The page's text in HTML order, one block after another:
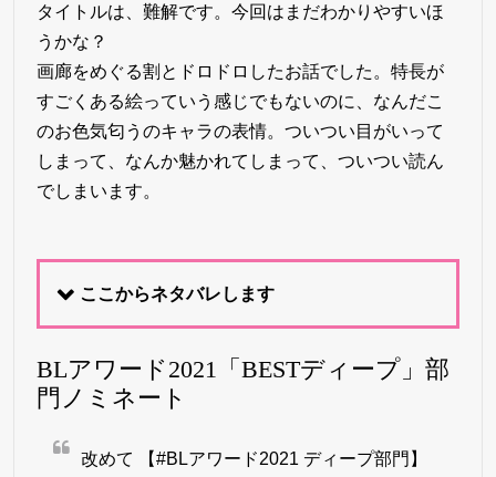
タイトルは、難解です。今回はまだわかりやすいほ
うかな？
画廊をめぐる割とドロドロしたお話でした。特長が
すごくある絵っていう感じでもないのに、なんだこ
のお色気匂うのキャラの表情。ついつい目がいって
しまって、なんか魅かれてしまって、ついつい読ん
でしまいます。
ここからネタバレします
BLアワード2021「BESTディープ」部
門ノミネート
改めて 【#BLアワード2021 ディープ部門】